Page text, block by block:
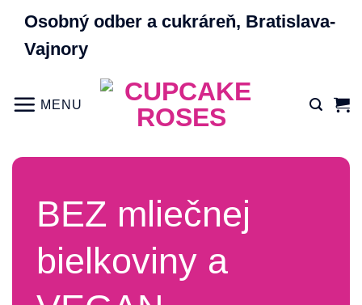
content
Osobný odber a cukráreň, Bratislava-
Vajnory
MENU
BEZ mliečnej
bielkoviny a